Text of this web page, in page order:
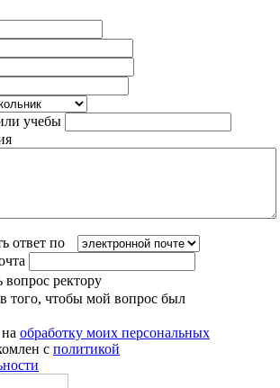
учебы
ответ по
вопрос ректору
того, чтобы мой вопрос был
обработку моих персональных
с политикой